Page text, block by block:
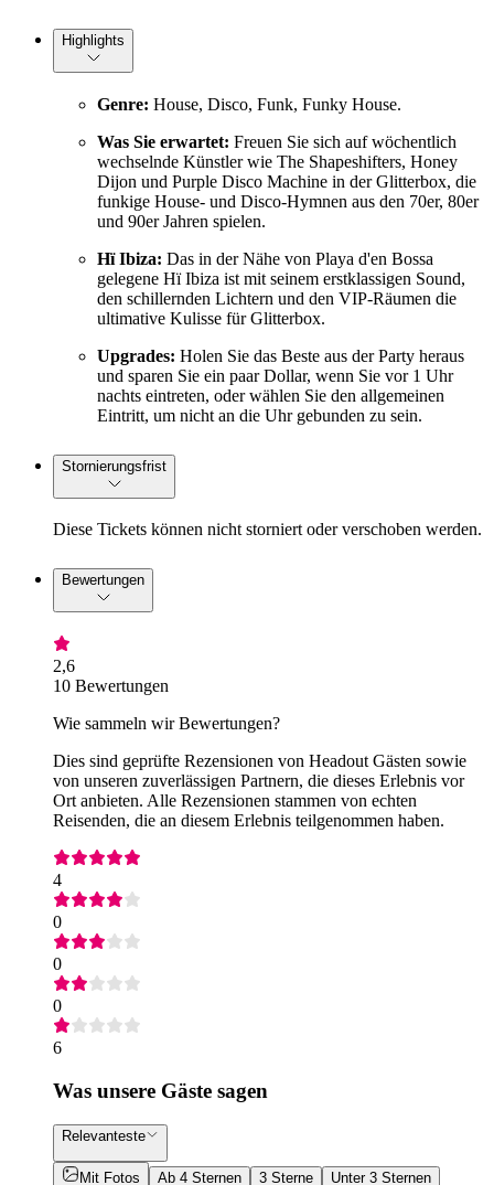
Highlights
Genre: House, Disco, Funk, Funky House.
Was Sie erwartet: Freuen Sie sich auf wöchentlich
wechselnde Künstler wie The Shapeshifters, Honey
Dijon und Purple Disco Machine in der Glitterbox, die
funkige House- und Disco-Hymnen aus den 70er, 80er
und 90er Jahren spielen.
Hï Ibiza: Das in der Nähe von Playa d'en Bossa
gelegene Hï Ibiza ist mit seinem erstklassigen Sound,
den schillernden Lichtern und den VIP-Räumen die
ultimative Kulisse für Glitterbox.
Upgrades: Holen Sie das Beste aus der Party heraus
und sparen Sie ein paar Dollar, wenn Sie vor 1 Uhr
nachts eintreten, oder wählen Sie den allgemeinen
Eintritt, um nicht an die Uhr gebunden zu sein.
Stornierungsfrist
Diese Tickets können nicht storniert oder verschoben werden.
Bewertungen
2,6
10 Bewertungen
Wie sammeln wir Bewertungen?
Dies sind geprüfte Rezensionen von Headout Gästen sowie
von unseren zuverlässigen Partnern, die dieses Erlebnis vor
Ort anbieten. Alle Rezensionen stammen von echten
Reisenden, die an diesem Erlebnis teilgenommen haben.
4
0
0
0
6
Was unsere Gäste sagen
Relevanteste
Mit Fotos Ab 4 Sternen 3 Sterne Unter 3 Sternen